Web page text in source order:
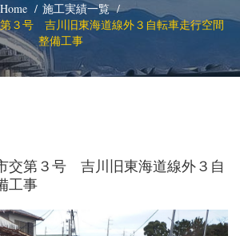
Home
施工実績一覧
３号 吉川旧東海道線外３自転車走行空間
整備工事
交第３号 吉川旧東海道線外３自
工事